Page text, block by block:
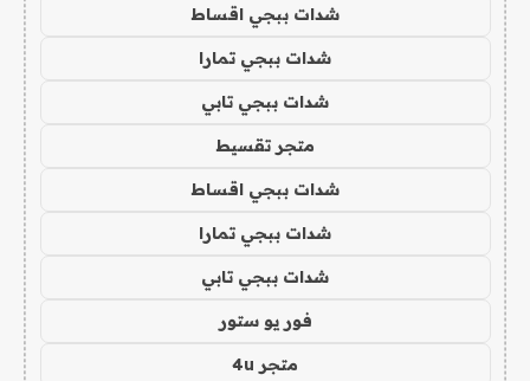
شدات ببجي اقساط
شدات ببجي تمارا
شدات ببجي تابي
متجر تقسيط
شدات ببجي اقساط
شدات ببجي تمارا
شدات ببجي تابي
فور يو ستور
متجر 4u